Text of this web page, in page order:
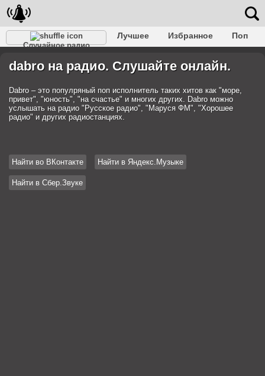
Случайное радио
Лучшее Избранное
Поп
Разговорное
Рэп Транс Дип-хаус
Фолк
dabro на радио. Слушайте онлайн.
Dabro – это популряный поп исполнитель таких хитов как "море,
привет", "юность", "на счастье" и многих других. Dabro можно
услышать на радио "Русское радио", "Маруся ФМ", "Хорошее
радио" и других радиостанциях.
Найти во ВКонтакте Найти в Яндекс.Музыке
Найти в Сбер.Звуке